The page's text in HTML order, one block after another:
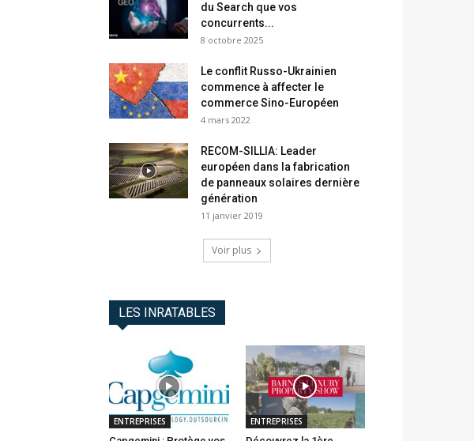
du Search que vos
concurrents...
8 octobre 2025
Le conflit Russo-Ukrainien
commence à affecter le
commerce Sino-Européen
4 mars 2022
RECOM-SILLIA: Leader
européen dans la fabrication
de panneaux solaires dernière
génération
11 janvier 2019
Voir plus
LES INRATABLES
ENTREPRISES ENTREPRISES